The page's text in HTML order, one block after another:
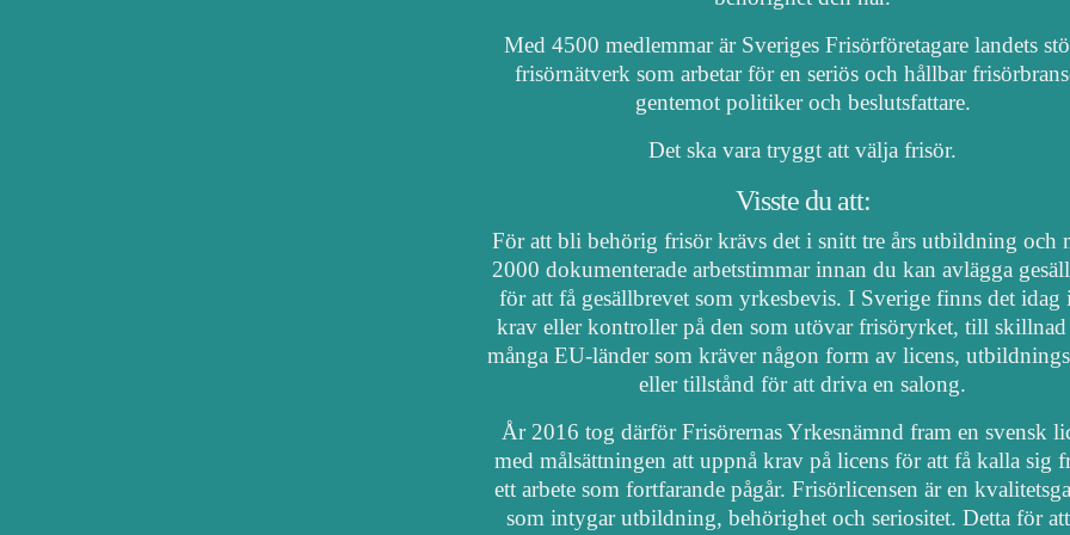
Med 4500 medlemmar är Sveriges Frisörföretagare landets
frisörnätverk som arbetar för en seriös och hållbar
gentemot politiker och beslutsfattare.
Det ska vara tryggt att välja frisör.
Visste du att:
För att bli behörig frisör krävs det i snitt tre års utbildning och
2000 dokumenterade arbetstimmar innan du kan avlägga
för att få gesällbrevet som yrkesbevis. I Sverige finns det idag
krav eller kontroller på den som utövar frisöryrket, till
många EU-länder som kräver någon form av licens,
eller tillstånd för att driva en salong.
År 2016 tog därför Frisörernas Yrkesnämnd fram en svensk
med målsättningen att uppnå krav på licens för att få kalla sig
ett arbete som fortfarande pågår. Frisörlicensen är en
som intygar utbildning, behörighet och seriositet. Detta för